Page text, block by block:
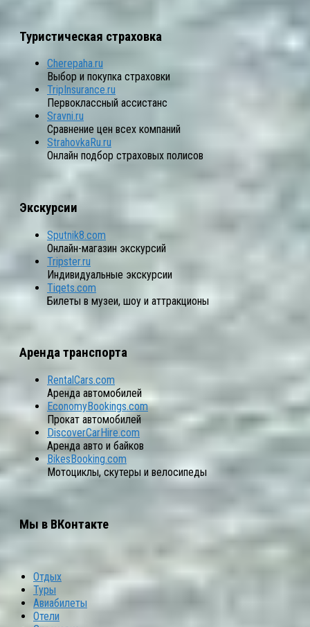
Туристическая страховка
Cherepaha.ru
Выбор и покупка страховки
TripInsurance.ru
Первоклассный ассистанс
Sravni.ru
Сравнение цен всех компаний
StrahovkaRu.ru
Онлайн подбор страховых полисов
Экскурсии
Sputnik8.com
Онлайн-магазин экскурсий
Tripster.ru
Индивидуальные экскурсии
Tiqets.com
Билеты в музеи, шоу и аттракционы
Аренда транспорта
RentalCars.com
Аренда автомобилей
EconomyBookings.com
Прокат автомобилей
DiscoverCarHire.com
Аренда авто и байков
BikesBooking.com
Мотоциклы, скутеры и велосипеды
Мы в ВКонтакте
Отдых
Туры
Авиабилеты
Отели